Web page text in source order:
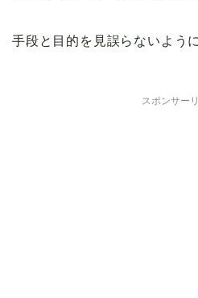
手段と目的を見誤らないように
スポンサー